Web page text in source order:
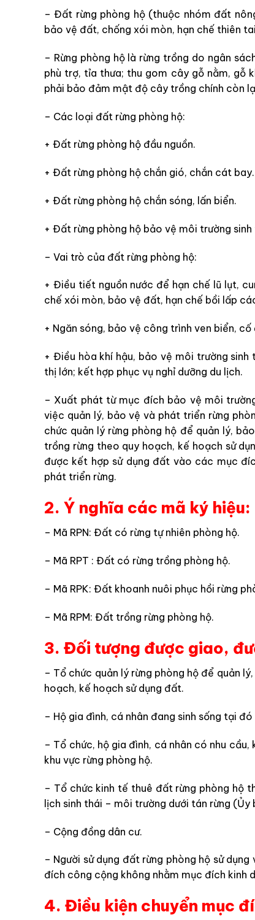
– Đất rừng phòng hộ (thuộc nhóm đất
bảo vệ đất, chống xói mòn, hạn chế thiên
– Rừng phòng hộ là rừng trồng do ngân
phù trợ, tỉa thưa; thu gom cây gỗ nằm, gỗ
phải bảo đảm mật độ cây trồng chính còn
– Các loại đất rừng phòng hộ:
+ Đất rừng phòng hộ đầu nguồn.
+ Đất rừng phòng hộ chắn gió, chắn cát bay.
+ Đất rừng phòng hộ chắn sóng, lấn biển.
+ Đất rừng phòng hộ bảo vệ môi trường sinh
– Vai trò của đất rừng phòng hộ:
+ Điều tiết nguồn nước để hạn chế lũ lụt,
chế xói mòn, bảo vệ đất, hạn chế bồi lấp
+ Ngăn sóng, bảo vệ công trình ven biển,
+ Điều hòa khí hậu, bảo vệ môi trường
thị lớn; kết hợp phục vụ nghỉ dưỡng du lịch.
– Xuất phát từ mục đích bảo vệ môi
việc quản lý, bảo vệ và phát triển rừng
chức quản lý rừng phòng hộ để quản lý,
trồng rừng theo quy hoạch, kế hoạch sử
được kết hợp sử dụng đất vào các mục
phát triển rừng.
2. Ý nghĩa các mã ký hiệu:
– Mã RPN: Đất có rừng tự nhiên phòng hộ.
– Mã RPT : Đất có rừng trồng phòng hộ.
– Mã RPK: Đất khoanh nuôi phục hồi rừng
– Mã RPM: Đất trồng rừng phòng hộ.
3. Đối tượng được giao,
– Tổ chức quản lý rừng phòng hộ để quản
hoạch, kế hoạch sử dụng đất.
– Hộ gia đình, cá nhân đang sinh sống tại
– Tổ chức, hộ gia đình, cá nhân có nhu
khu vực rừng phòng hộ.
– Tổ chức kinh tế thuê đất rừng phòng hộ
lịch sinh thái – môi trường dưới tán rừng
– Cộng đồng dân cư.
– Người sử dụng đất rừng phòng hộ sử
đích công cộng không nhằm mục đích kinh
4. Điều kiện chuyển mục